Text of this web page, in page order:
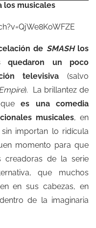
los musicales
de SMASHlos
quedaron un poco
televisiva (salvo
). La brillantez de
quees una comedia
musicales, en
importan lo ridícula
momento para que
creadoras de la serie
que muchos
en sus cabezas, en
de la imaginaria